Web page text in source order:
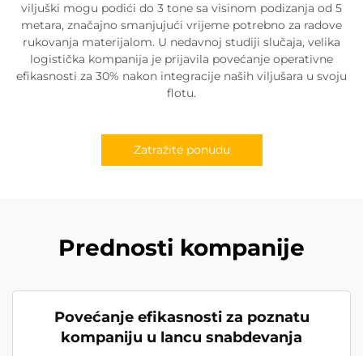
viljuški mogu podići do 3 tone sa visinom podizanja od 5
metara, značajno smanjujući vrijeme potrebno za radove
rukovanja materijalom. U nedavnoj studiji slučaja, velika
logistička kompanija je prijavila povećanje operativne
efikasnosti za 30% nakon integracije naših viljušara u svoju
flotu.
Zatražite ponudu
Prednosti kompanije
Povećanje efikasnosti za poznatu
kompaniju u lancu snabdevanja